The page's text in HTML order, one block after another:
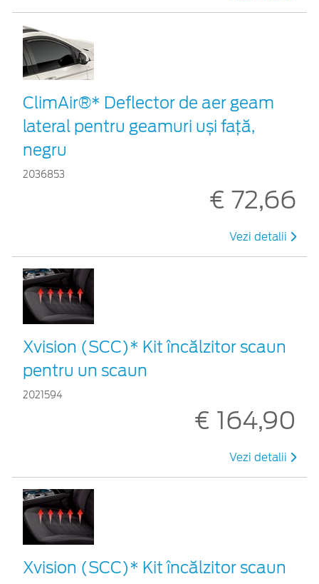
ClimAir®* Deflector de aer geam
lateral pentru geamuri uși față,
negru
2036853
€ 72,66
Vezi detalii
Xvision (SCC)* Kit încălzitor scaun
pentru un scaun
2021594
€ 164,90
Vezi detalii
Xvision (SCC)* Kit încălzitor scaun